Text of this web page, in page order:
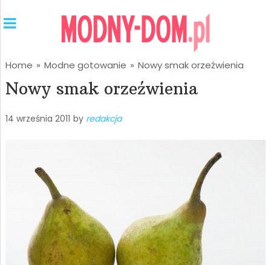
Home » Modne gotowanie » Nowy smak orzeźwienia
Nowy smak orzeźwienia
14 września 2011 by redakcja